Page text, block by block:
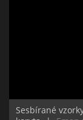
Sesbírané